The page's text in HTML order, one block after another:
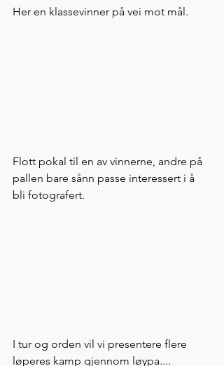
Her en klassevinner på vei mot mål.
Flott pokal til en av vinnerne, andre på
pallen bare sånn passe interessert i å
bli fotografert.
I tur og orden vil vi presentere flere
løperes kamp gjennom løypa....